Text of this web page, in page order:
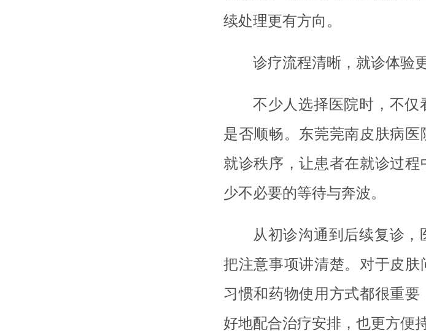
续处理更有方向。
诊疗流程清晰，就诊体验
不少人选择医院时，不仅
是否顺畅。东莞莞南皮肤病
就诊秩序，让患者在就诊过
少不必要的等待与奔波。
从初诊沟通到后续复诊，
把注意事项讲清楚。对于皮
习惯和药物使用方式都很重
好地配合治疗安排，也更方便